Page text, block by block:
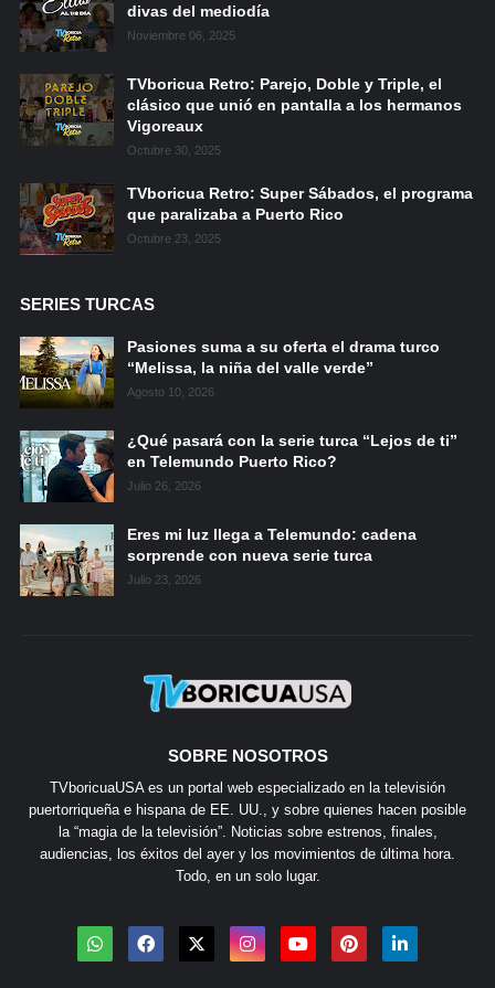
divas del mediodía
Noviembre 06, 2025
TVboricua Retro: Parejo, Doble y Triple, el
clásico que unió en pantalla a los hermanos
Vigoreaux
Octubre 30, 2025
TVboricua Retro: Super Sábados, el programa
que paralizaba a Puerto Rico
Octubre 23, 2025
SERIES TURCAS
Pasiones suma a su oferta el drama turco
“Melissa, la niña del valle verde”
Agosto 10, 2026
¿Qué pasará con la serie turca “Lejos de ti”
en Telemundo Puerto Rico?
Julio 26, 2026
Eres mi luz llega a Telemundo: cadena
sorprende con nueva serie turca
Julio 23, 2026
SOBRE NOSOTROS
TVboricuaUSA es un portal web especializado en la televisión
puertorriqueña e hispana de EE. UU., y sobre quienes hacen posible
la “magia de la televisión”. Noticias sobre estrenos, finales,
audiencias, los éxitos del ayer y los movimientos de última hora.
Todo, en un solo lugar.